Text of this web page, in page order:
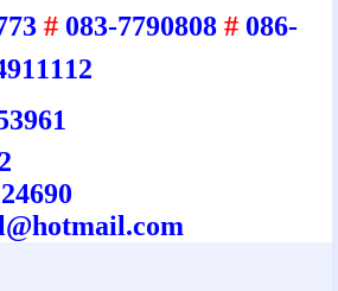
# 083-7790808# 086-